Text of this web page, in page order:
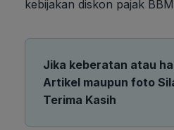
kebijakan diskon pajak
Jika keberatan atau
Artikel maupun foto
Terima Kasih